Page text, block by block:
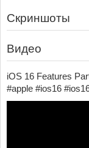
Скриншоты
Видео
iOS 16 Features
#apple #ios16